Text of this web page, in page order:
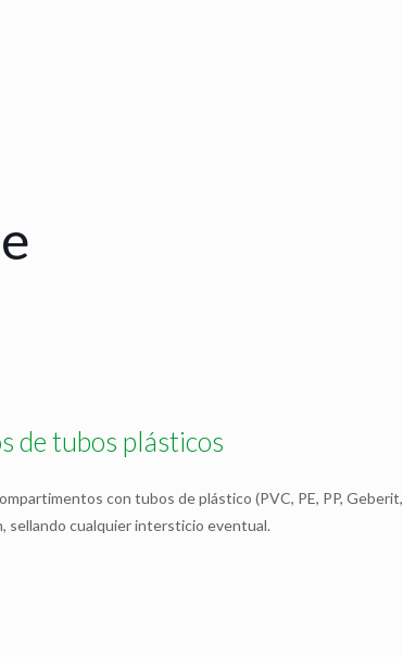
de tubos plásticos
con tubos de plástico (PVC, PE, PP, Geberit,
sellando cualquier intersticio eventual.